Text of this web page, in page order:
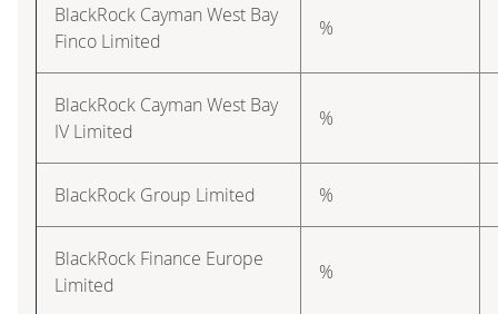
BlackRock Cayman West Bay
Finco Limited
%
BlackRock Cayman West Bay
IV Limited
%
BlackRock Group Limited %
BlackRock Finance Europe
Limited
%